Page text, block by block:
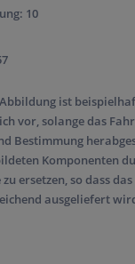
10
ist
vor, solange das
Bestimmung
Komponenten
ersetzen, so dass
ausgeliefert